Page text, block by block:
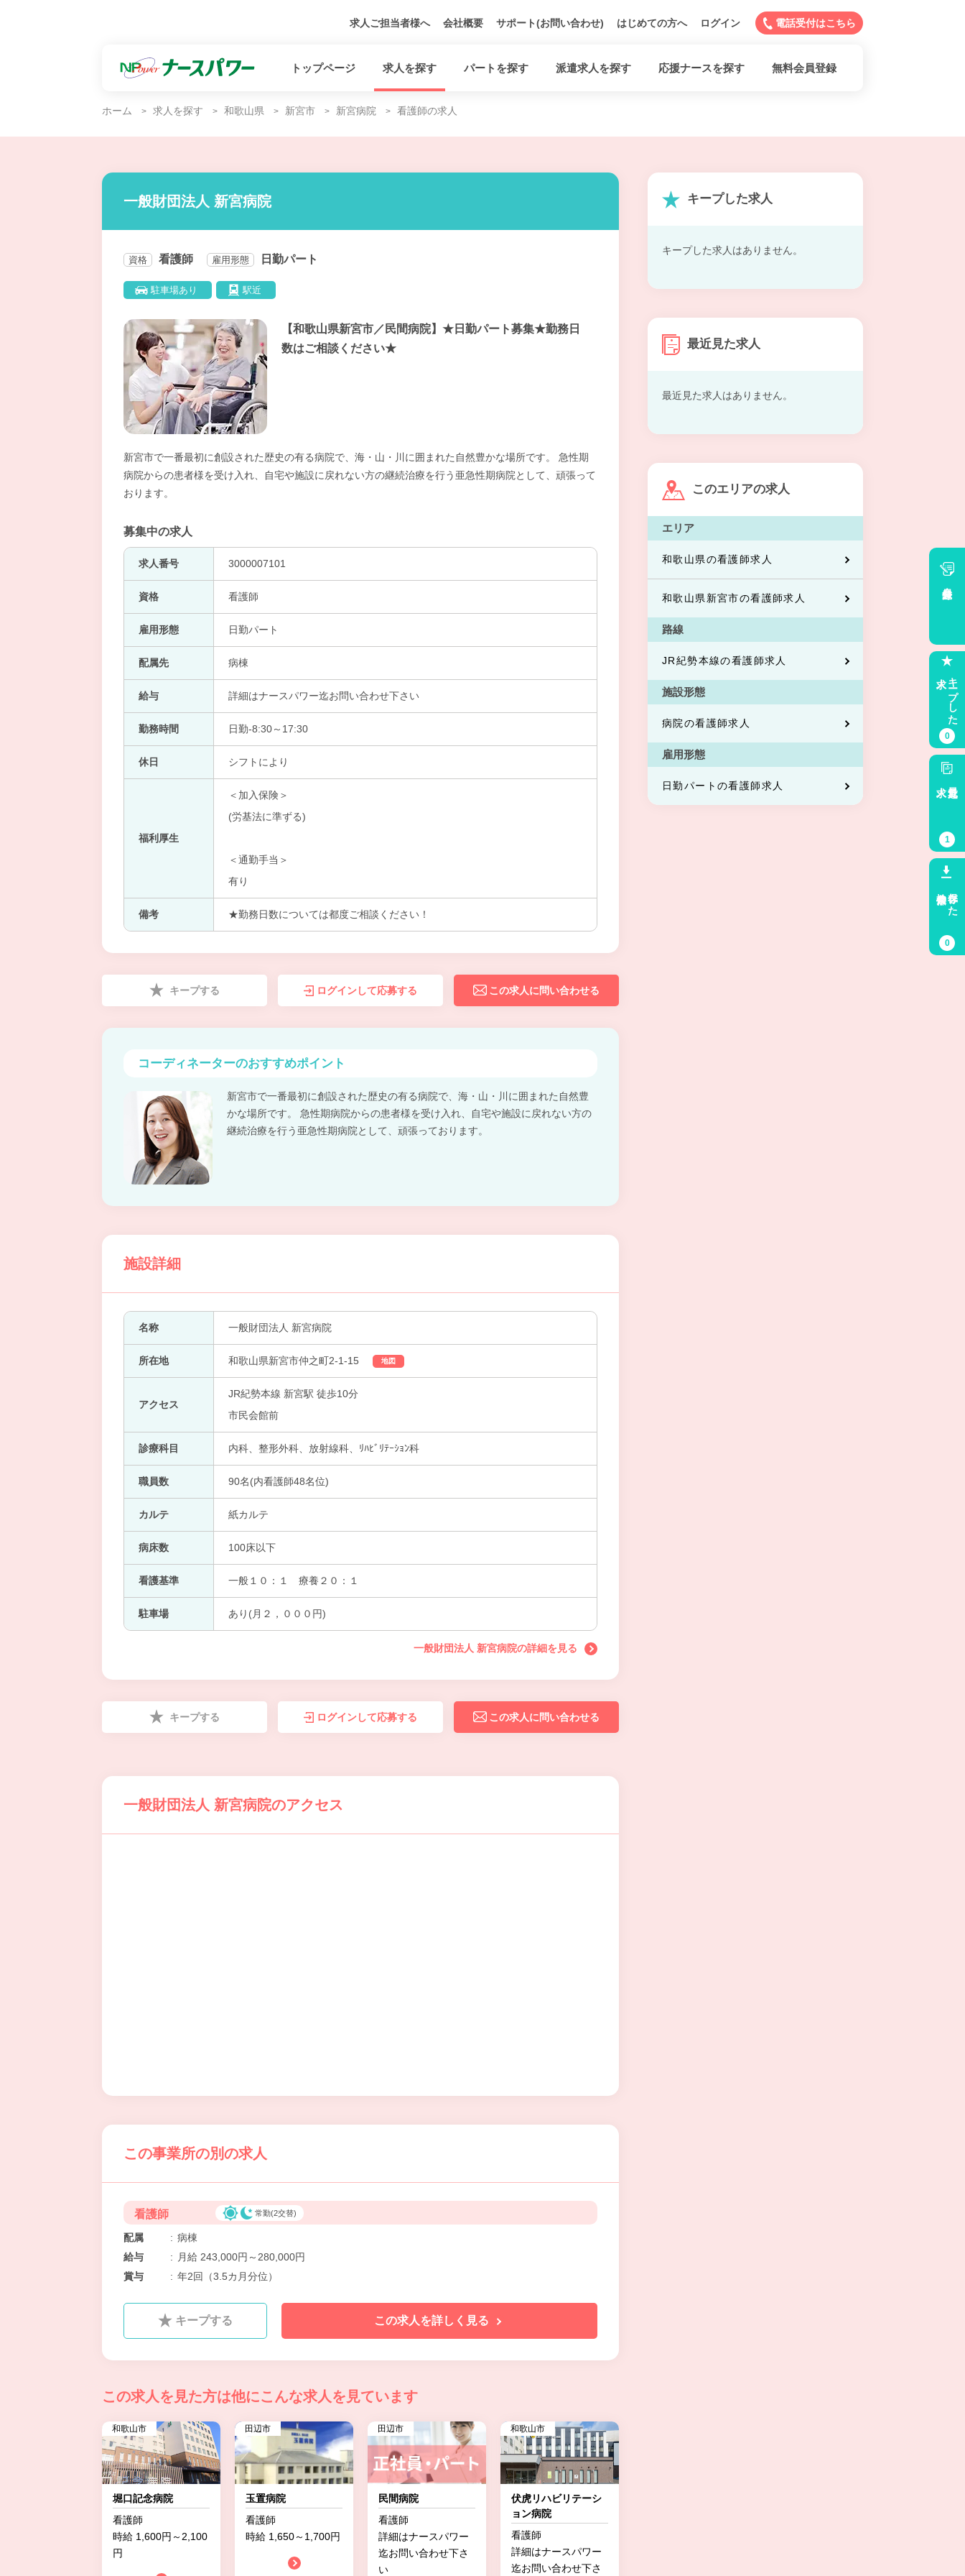
求人ご担当者様へ 会社概要 サポート(お問い合わせ) はじめての方へ ログイン 電話受付はこちら
トップページ 求人を探す パートを探す 派遣求人を探す 応援ナースを探す 無料会員登録
ホーム 求人を探す 和歌山県 新宮市 新宮病院 看護師の求人
一般財団法人 新宮病院
資格 看護師 雇用形態 日勤パート
駐車場あり 駅近
【和歌山県新宮市／民間病院】★日勤パート募集★勤務日
数はご相談ください★
新宮市で一番最初に創設された歴史の有る病院で、海・山・川に囲まれた自然豊かな場所です。 急性期
病院からの患者様を受け入れ、自宅や施設に戻れない方の継続治療を行う亜急性期病院として、頑張って
おります。
募集中の求人
求人番号 3000007101
資格 看護師
雇用形態 日勤パート
配属先 病棟
給与 詳細はナースパワー迄お問い合わせ下さい
勤務時間 日勤-8:30～17:30
休日 シフトにより
福利厚生
＜加入保険＞
(労基法に準ずる)
＜通勤手当＞
有り
備考 ★勤務日数については都度ご相談ください！
キープする ログインして応募する この求人に問い合わせる
コーディネーターのおすすめポイント
新宮市で一番最初に創設された歴史の有る病院で、海・山・川に囲まれた自然豊
かな場所です。 急性期病院からの患者様を受け入れ、自宅や施設に戻れない方の
継続治療を行う亜急性期病院として、頑張っております。
施設詳細
名称 一般財団法人 新宮病院
所在地 和歌山県新宮市仲之町2-1-15 地図
アクセス
JR紀勢本線 新宮駅 徒歩10分
市民会館前
診療科目 内科、整形外科、放射線科、ﾘﾊﾋﾞﾘﾃｰｼｮﾝ科
職員数 90名(内看護師48名位)
カルテ 紙カルテ
病床数 100床以下
看護基準 一般１０：１ 療養２０：１
駐車場 あり(月２，０００円)
一般財団法人 新宮病院の詳細を見る
キープする ログインして応募する この求人に問い合わせる
一般財団法人 新宮病院のアクセス
この事業所の別の求人
看護師 常勤(2交替)
配属 : 病棟
給与
:
月給 243,000円～280,000円
賞与
: 年2回（3.5カ月分位）
キープする この求人を詳しく見る
この求人を見た方は他にこんな求人を見ています
和歌山市
堀口記念病院
看護師
時給 1,600円～2,100
円
田辺市
玉置病院
看護師
時給 1,650～1,700円
田辺市
民間病院
看護師
詳細はナースパワー
迄お問い合わせ下さ
い
和歌山市
伏虎リハビリテーシ
ョン病院
看護師
詳細はナースパワー
迄お問い合わせ下さ
キープした求人
キープした求人はありません。
最近見た求人
最近見た求人はありません。
このエリアの求人
エリア
和歌山県の看護師求人
和歌山県新宮市の看護師求人
路線
JR紀勢本線の看護師求人
施設形態
病院の看護師求人
雇用形態
日勤パートの看護師求人
キープした
0
最近見た
1
保存した
0